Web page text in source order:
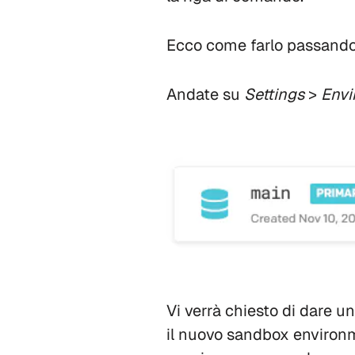
Ecco come farlo
Andate su Settings>
Vi verrà chiesto di dare
il nuovo sandbox